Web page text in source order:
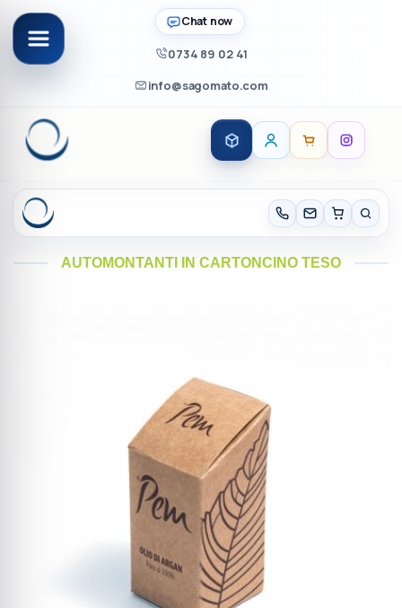
0734 89 02 41
Chat now
info@sagomato.com
Salta
contenuti
AUTOMONTANTI IN CARTONCINO TESO